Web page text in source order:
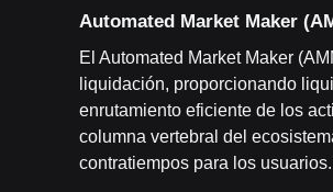
Automated Market Maker
El Automated Market Maker
liquidación, proporcionando
enrutamiento eficiente de los
columna vertebral del
contratiempos para los usuarios.